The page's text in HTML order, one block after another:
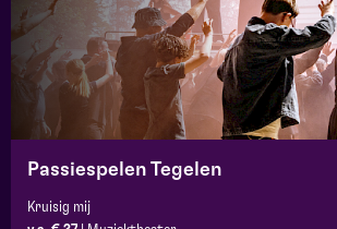
Passiespelen Tegelen
Kruisig mij